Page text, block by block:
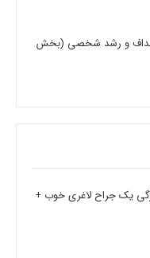
اهداف و رشد شخصی (بخش
جراح لاغری (9 ویژگی یک جراح لاغری خوب +